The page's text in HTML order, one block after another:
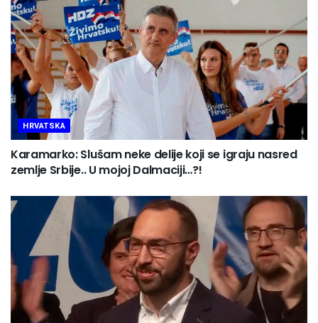
HRVATSKA
Karamarko: Slušam neke delije koji se igraju nasred
zemlje Srbije.. U mojoj Dalmaciji…?!